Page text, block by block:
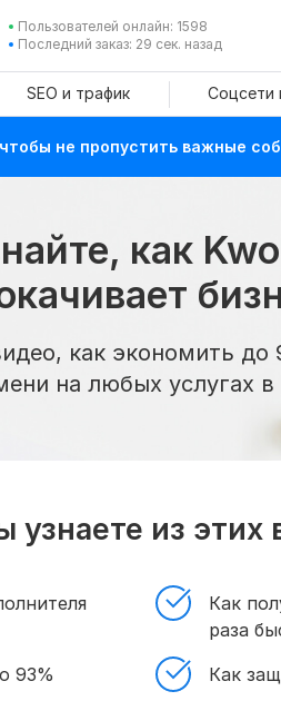
Пользователей онлайн: 1598
Последний заказ: 29 сек. назад
SEO и трафик Соцсети
не пропустить важные
как
как экономить
на любых услугах в
узнаете из этих
93%
Как
раза
Как